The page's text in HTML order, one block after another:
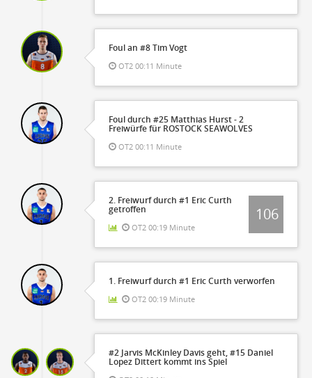
Foul an #8 Tim Vogt
OT2 00:11 Minute
Foul durch #25 Matthias Hurst - 2
Freiwürfe für ROSTOCK SEAWOLVES
OT2 00:11 Minute
2. Freiwurf durch #1 Eric Curth
getroffen
OT2 00:19 Minute
106
1. Freiwurf durch #1 Eric Curth verworfen
OT2 00:19 Minute
#2 Jarvis McKinley Davis geht, #15 Daniel
Lopez Dittert kommt ins Spiel